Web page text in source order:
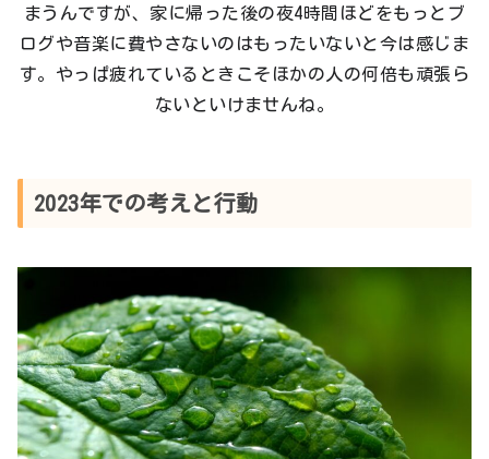
まうんですが、家に帰った後の夜4時間ほどをもっとブ
ログや音楽に費やさないのはもったいないと今は感じま
す。やっぱ疲れているときこそほかの人の何倍も頑張ら
ないといけませんね。
2023年での考えと行動